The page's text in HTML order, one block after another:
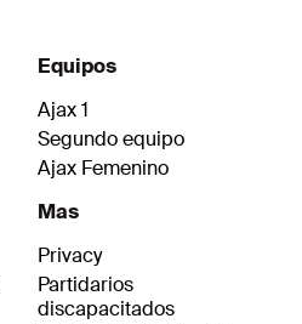
Equipos
Ajax 1
Segundo equipo
Ajax Femenino
Mas
Privacy
Partidarios
discapacitados